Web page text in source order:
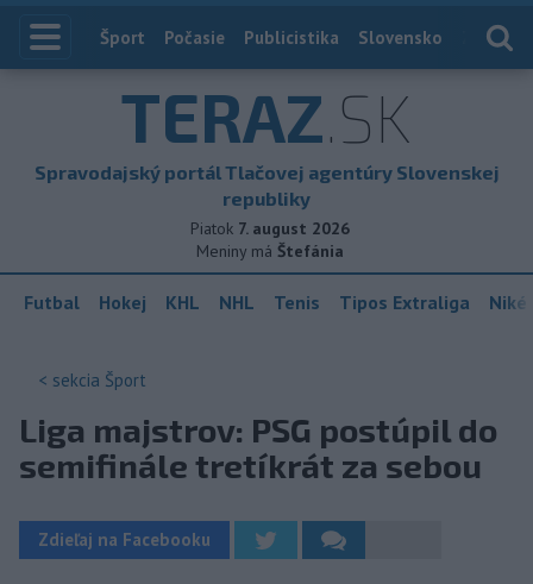
Index
Šport Počasie Publicistika Slovensko
TERAZ.SK
Spravodajský portál Tlačovej agentúry Slovenskej
republiky
Piatok 7. august 2026
Meniny má Štefánia
Futbal Hokej KHL NHL Tenis Tipos Extraliga
< sekcia Šport
Liga majstrov: PSG postúpil do
semifinále tretíkrát za sebou
Zdieľaj na Facebooku